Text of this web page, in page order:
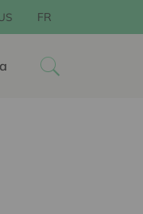
FR